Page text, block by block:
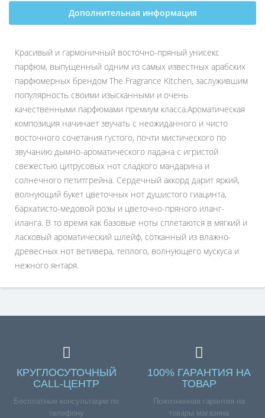
Дополнительная информация
Красивый и гармоничный восточно-пряный унисекс
парфюм, выпущенный одним из самых известных арабских
парфюмерных брендом The Fragrance Kitchen, заслужившим
популярность своими изысканными и очень
качественными парфюмами премиум класса.Ароматическая
композиция начинает звучать с неожиданного и чисто
восточного сочетания густого, почти мистического по
звучанию дымно-ароматического ладана с игристой
свежестью цитрусовых нот сладкого мандарина и
солнечного петитгрейна. Сердечный аккорд дарит яркий,
волнующий букет цветочных нот душистого гиацинта,
бархатисто-медовой розы и цветочно-пряного иланг-
иланга. В то время как базовые ноты сплетаются в мягкий и
ласковый ароматический шлейф, сотканный из влажно-
древесных нот ветивера, теплого, волнующего мускуса и
нежного янтаря.
КРУГЛОСУТОЧНЫЙ
CALL-ЦЕНТР
Бесплатные консультации по
телефону
100% ГАРАНТИЯ НА
ТОВАР
Пожизненная гарантия на
товары магазина